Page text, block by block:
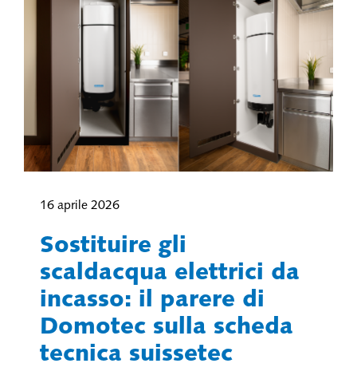
16 aprile 2026
Sostituire gli
scaldacqua elettrici da
incasso: il parere di
Domotec sulla scheda
tecnica suissetec